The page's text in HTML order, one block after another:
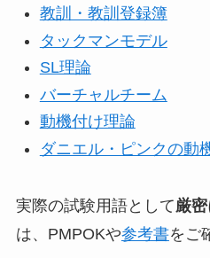
教訓・教訓登録簿
タックマンモデル
SL理論
バーチャルチーム
動機付け理論
ダニエル・ピンクの動
実際の試験用語として厳密
は、PMPOKや参考書をご